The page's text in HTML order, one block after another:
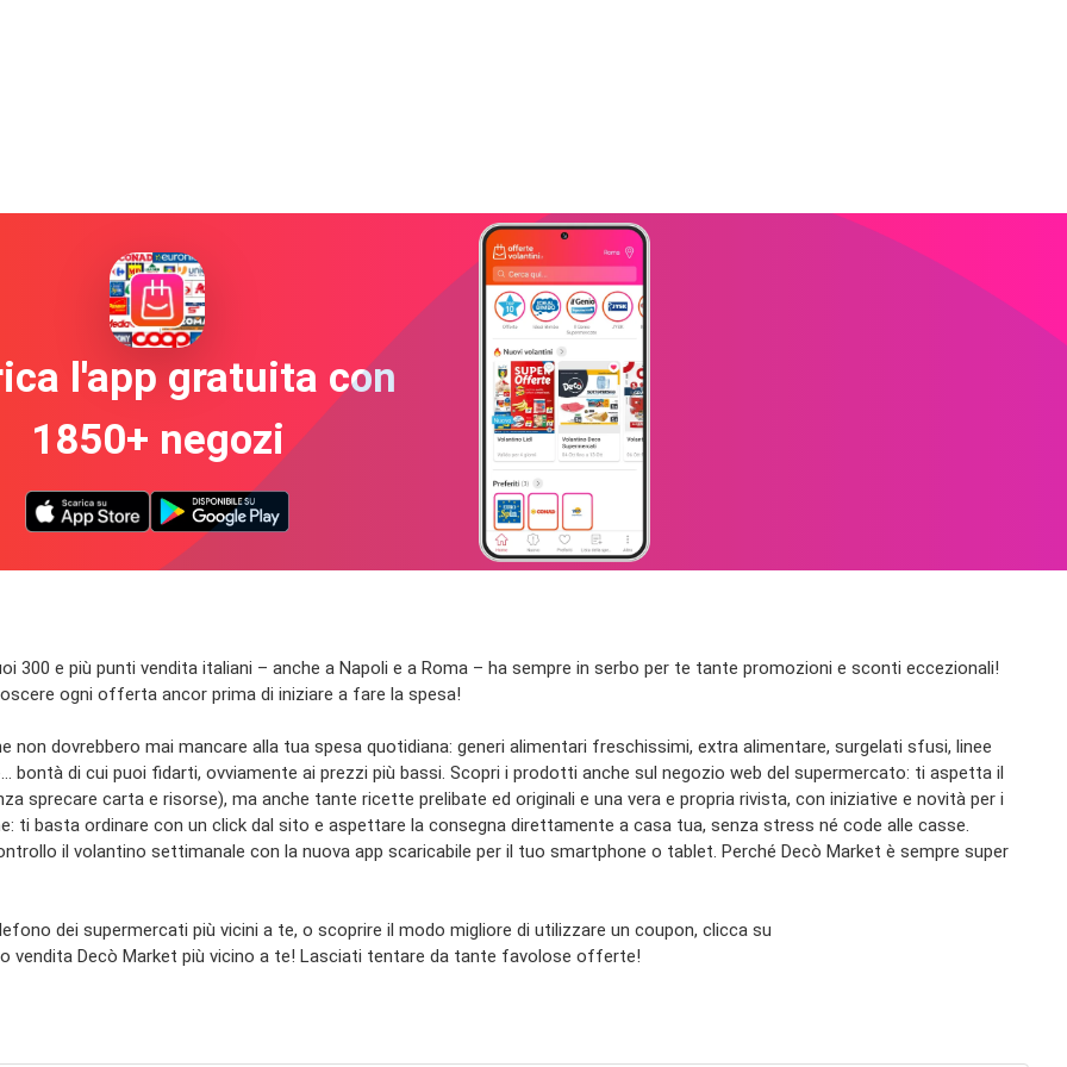
l'app gratuita con
1850+ negozi
300 e più punti vendita italiani – anche a Napoli e a Roma – ha sempre in serbo per te tante promozioni e sconti eccezionali!
ogni offerta ancor prima di iniziare a fare la spesa!
dovrebbero mai mancare alla tua spesa quotidiana: generi alimentari freschissimi, extra alimentare, surgelati sfusi, linee
bontà di cui puoi fidarti, ovviamente ai prezzi più bassi. Scopri i prodotti anche sul negozio web del supermercato: ti aspetta il
sprecare carta e risorse), ma anche tante ricette prelibate ed originali e una vera e propria rivista, con iniziative e novità per i
ti basta ordinare con un click dal sito e aspettare la consegna direttamente a casa tua, senza stress né code alle casse.
il volantino settimanale con la nuova app scaricabile per il tuo smartphone o tablet. Perché Decò Market è sempre super
dei supermercati più vicini a te, o scoprire il modo migliore di utilizzare un coupon, clicca su
vendita Decò Market più vicino a te! Lasciati tentare da tante favolose offerte!